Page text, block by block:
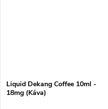
Liquid Dekang Coffee 10ml -
18mg (Káva)